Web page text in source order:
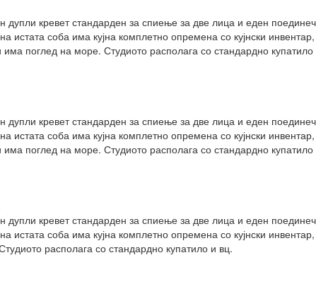
дупли кревет стандарден за спиење за две лица и еден
истата соба има кујна комплетно опремена со кујнски
поглед на море. Студиото располага со стандардно купатило
дупли кревет стандарден за спиење за две лица и еден
истата соба има кујна комплетно опремена со кујнски
поглед на море. Студиото располага со стандардно купатило
дупли кревет стандарден за спиење за две лица и еден
истата соба има кујна комплетно опремена со кујнски
располага со стандардно купатило и вц.